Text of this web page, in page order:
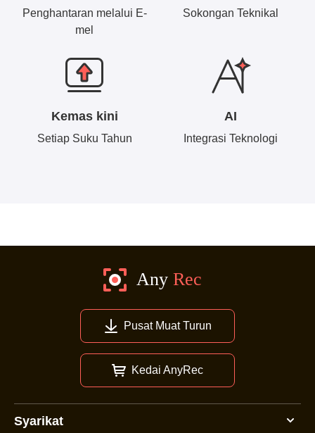
Penghantaran melalui E-
mel
Sokongan Teknikal
Kemas kini
Setiap Suku Tahun
AI
Integrasi Teknologi
Pusat Muat Turun
Kedai AnyRec
Syarikat